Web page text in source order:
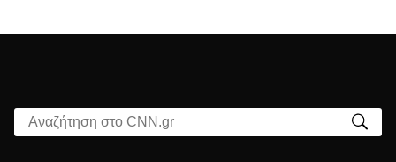
Αναζήτηση στο CNN.gr